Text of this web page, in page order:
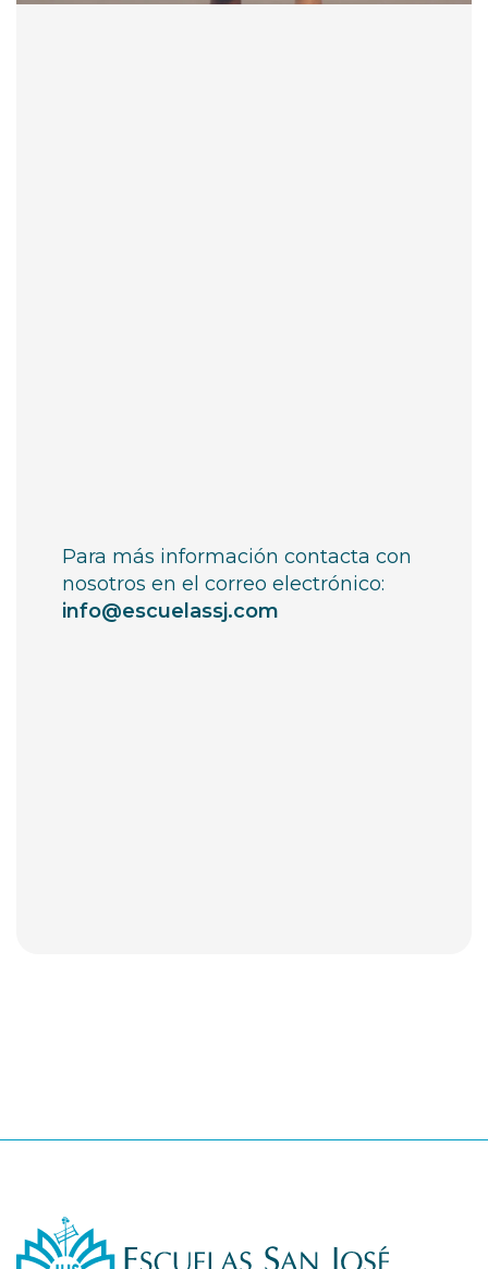
Para más información contacta con
nosotros en el correo electrónico:
info@escuelassj.com